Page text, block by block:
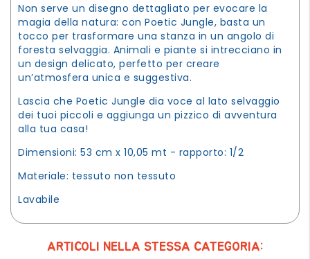
Non serve un disegno dettagliato per evocare la
magia della natura: con Poetic Jungle, basta un
tocco per trasformare una stanza in un angolo di
foresta selvaggia. Animali e piante si intrecciano in
un design delicato, perfetto per creare
un’atmosfera unica e suggestiva.
Lascia che Poetic Jungle dia voce al lato selvaggio
dei tuoi piccoli e aggiunga un pizzico di avventura
alla tua casa!
Dimensioni: 53 cm x 10,05 mt - rapporto: 1/2
Materiale: tessuto non tessuto
Lavabile
ARTICOLI NELLA STESSA CATEGORIA: